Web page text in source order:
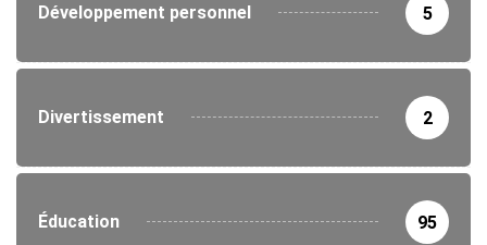
Développement personnel 5
Divertissement 2
Éducation 95